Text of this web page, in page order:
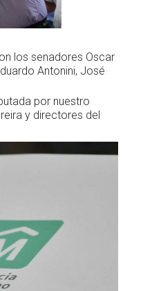
los senadores Oscar
Antonini, José
por nuestro
y directores del